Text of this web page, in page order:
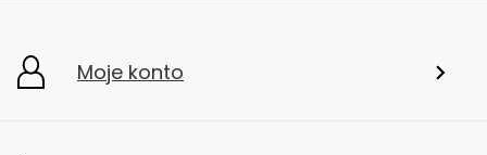
Moje konto